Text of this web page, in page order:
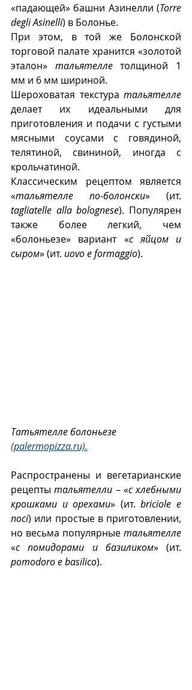
«падающей» башни Азинелли (Torre
degli Asinelli) в Болонье.
При этом, в той же Болонской
торговой палате хранится «золотой
эталон» тальятелле толщиной 1
мм и 6 мм шириной.
Шероховатая текстура тальятелле
делает их идеальными для
приготовления и подачи с густыми
мясными соусами с говядиной,
телятиной, свининой, иногда с
крольчатиной.
Классическим рецептом является
«тальятелле по-болонски
tagliatelle alla bolognese). Популярен
также более легкий, чем
«болоньезе» вариант «с яйцом и
сыром» (ит. uovo e formaggio).
Татьятелле болоньезе
(palermopizza.ru).
Распространены и вегетарианские
рецепты тальятелли – «с хлебными
крошками и орехами» (ит. briciole e
noci) или простые в приготовлении,
но весьма популярные тальятелле
«с помидорами и базиликом
pomodoro e basilico).